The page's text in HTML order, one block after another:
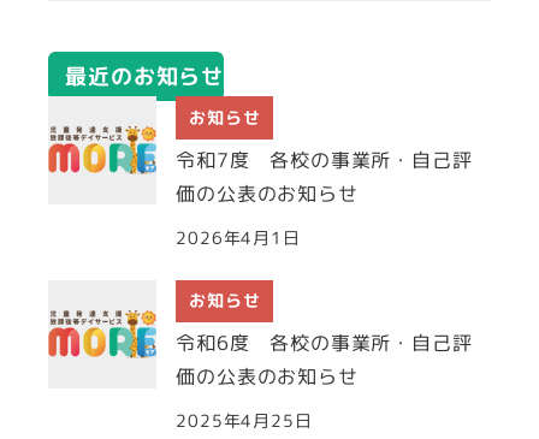
最近のお知らせ
お知らせ
令和7度 各校の事業所・自己評
価の公表のお知らせ
2026年4月1日
お知らせ
令和6度 各校の事業所・自己評
価の公表のお知らせ
2025年4月25日